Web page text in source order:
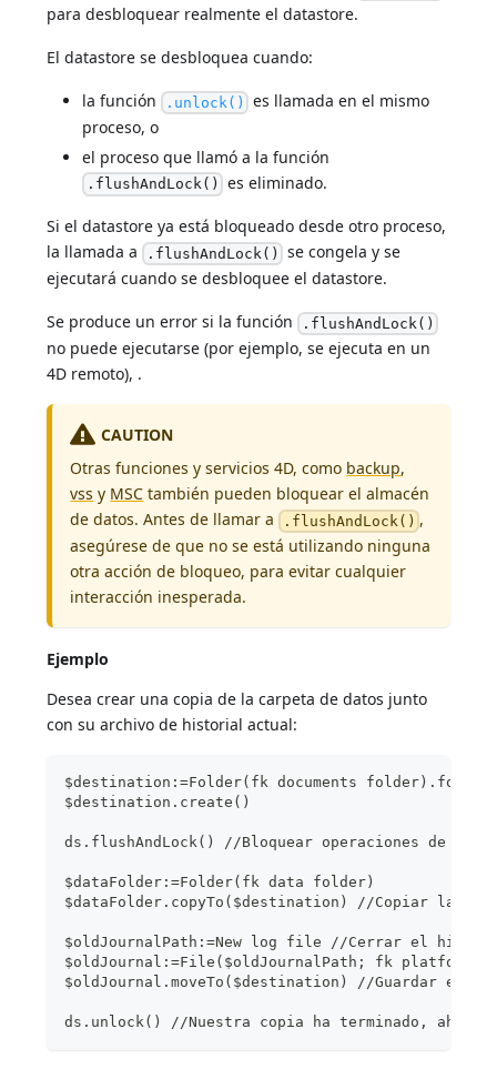
para desbloquear realmente el datastore.
El datastore se desbloquea cuando:
la función .unlock() es llamada en el mismo
proceso, o
el proceso que llamó a la función
.flushAndLock() es eliminado.
Si el datastore ya está bloqueado desde otro proceso,
la llamada a .flushAndLock() se congela y se
ejecutará cuando se desbloquee el datastore.
Se produce un error si la función .flushAndLock()
no puede ejecutarse (por ejemplo, se ejecuta en un
4D remoto), .
CAUTION
Otras funciones y servicios 4D, como backup,
vss y MSC también pueden bloquear el almacén
de datos. Antes de llamar a .flushAndLock() ,
asegúrese de que no se está utilizando ninguna
otra acción de bloqueo, para evitar cualquier
interacción inesperada.
Ejemplo
Desea crear una copia de la carpeta de datos junto
con su archivo de historial actual:
$destination:=Folder(fk documents
$destination.create()
ds.flushAndLock() //Bloquear operaciones de
$dataFolder:=Folder(fk data folder)
$dataFolder.copyTo($destination) //Copiar la
$oldJournalPath:=New log file //Cerrar el
$oldJournal:=File($oldJournalPath; fk platform
$oldJournal.moveTo($destination) //Guardar el
ds.unlock() //Nuestra copia ha terminado, ahora